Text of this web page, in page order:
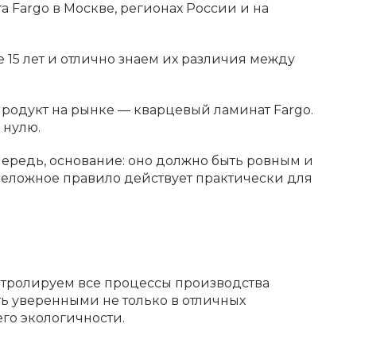
в Москве, регионах России и на
лет и отлично знаем их различия между
на рынке — кварцевый ламинат Fargo.
нулю.
основание: оно должно быть ровным и
правило действует практически для
все процессы производства
уверенными не только в отличных
экологичности.